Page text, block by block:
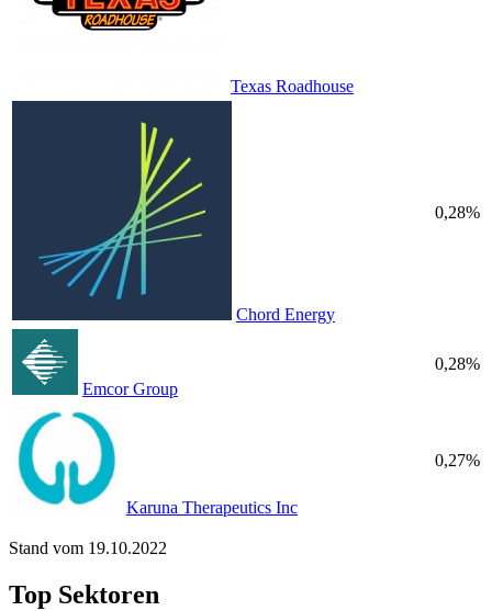
Texas Roadhouse
Chord Energy
0,28%
Emcor Group
0,28%
Karuna Therapeutics Inc
0,27%
Stand vom 19.10.2022
Top Sektoren